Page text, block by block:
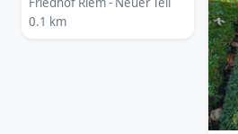
0.1 km